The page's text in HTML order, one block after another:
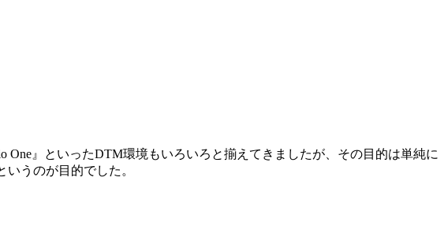
』といったDTM環境もいろいろと揃えてきましたが、その目的は単純に
うのが目的でした。